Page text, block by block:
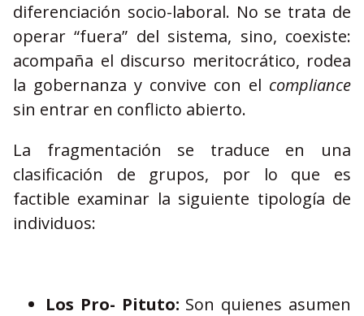
diferenciación socio-laboral. No se trata de
operar “fuera” del sistema, sino, coexiste:
acompaña el discurso meritocrático, rodea
la gobernanza y convive con el compliance
sin entrar en conflicto abierto.
La fragmentación se traduce en una
clasificación de grupos, por lo que es
factible examinar la siguiente tipología de
individuos:
Los Pro- Pituto: Son quienes asumen